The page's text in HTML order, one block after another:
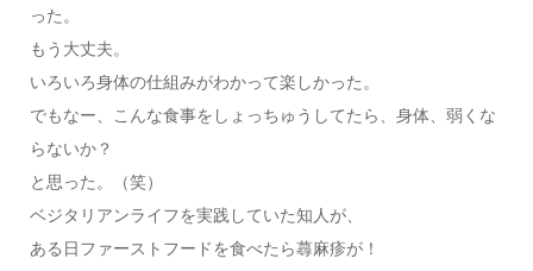
った。
もう大丈夫。
いろいろ身体の仕組みがわかって楽しかった。
でもなー、こんな食事をしょっちゅうしてたら、身体、弱くな
らないか？
と思った。（笑）
ベジタリアンライフを実践していた知人が、
ある日ファーストフードを食べたら蕁麻疹が！